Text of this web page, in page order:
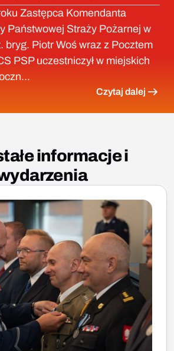
Zastępca Komendanta
Państwowej Straży Pożarnej w
bryg. Piotr Woś wraz z Pocztem
PSP uczestniczył w miejskich
Czytaj dalej
informacje i